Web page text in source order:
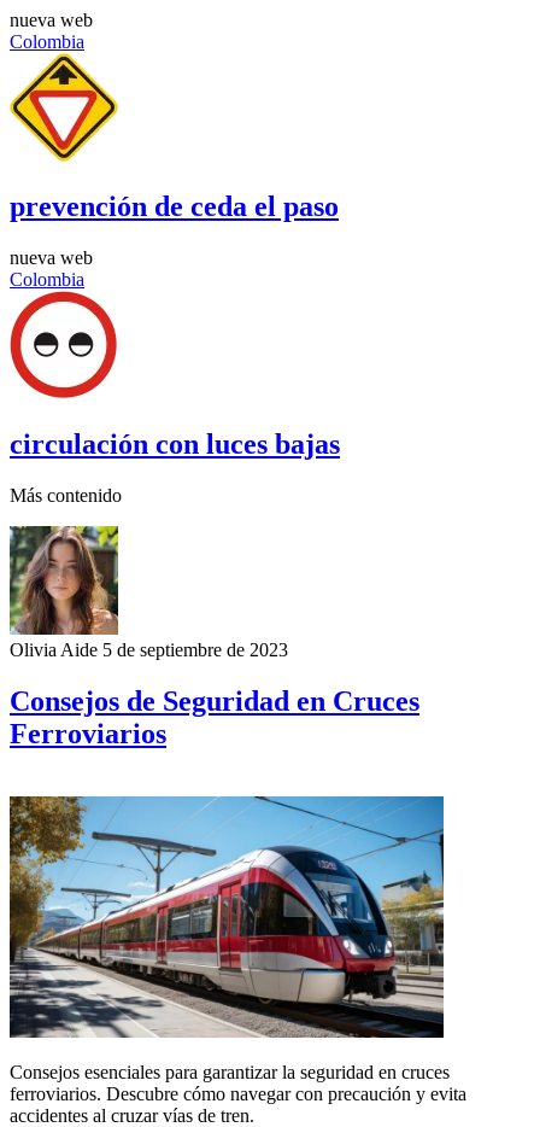
nueva web
Colombia
prevención de ceda el paso
nueva web
Colombia
circulación con luces bajas
Más contenido
Olivia Aide 5 de septiembre de 2023
Consejos de Seguridad en Cruces
Ferroviarios
Consejos esenciales para garantizar la seguridad en cruces
ferroviarios. Descubre cómo navegar con precaución y evita
accidentes al cruzar vías de tren.